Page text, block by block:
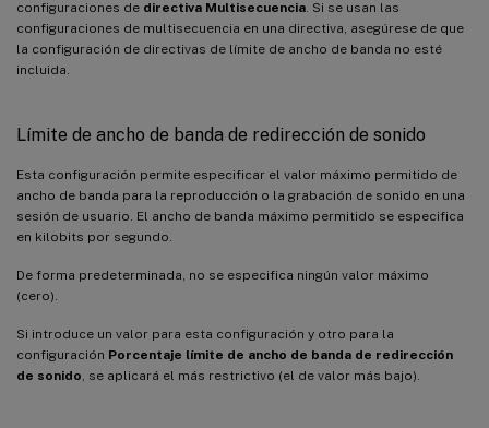
configuraciones de directiva Multisecuencia . Si se usan las
configuraciones de multisecuencia en una directiva, asegúrese de que
la configuración de directivas de límite de ancho de banda no esté
incluida.
Límite de ancho de banda de redirección de sonido
Esta configuración permite especificar el valor máximo permitido de
ancho de banda para la reproducción o la grabación de sonido en una
sesión de usuario. El ancho de banda máximo permitido se especifica
en kilobits por segundo.
De forma predeterminada, no se especifica ningún valor máximo
(cero).
Si introduce un valor para esta configuración y otro para la
configuración Porcentaje límite de ancho de banda de redirección
de sonido , se aplicará el más restrictivo (el de valor más bajo).